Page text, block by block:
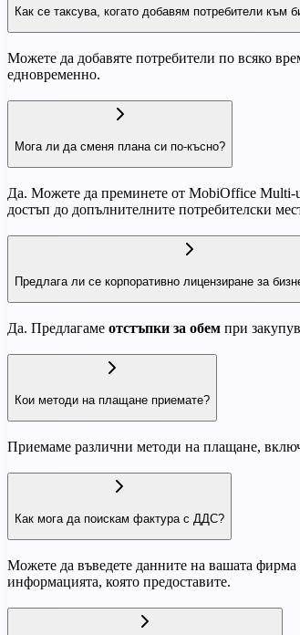
Как се таксува, когато добавям потребители към
Можете да добавяте потребители по всяко
едновременно.
Мога ли да сменя плана си по-късно?
Да. Можете да преминете от MobiOffice Multi-
достъп до допълнителните потребителски
Предлага ли се корпоративно лицензиране за
Да. Предлагаме отстъпки за обем при
Кои методи на плащане приемате?
Приемаме различни методи на плащане,
Как мога да поискам фактура с ДДС?
Можете да въведете данните на вашата
информацията, която предоставите.